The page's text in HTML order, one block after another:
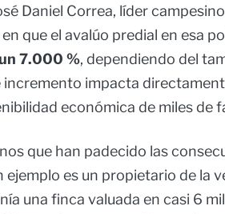
Daniel Correa, líder
que el avalúo predial en esa
7.000 %, dependiendo del
incremento impacta
económica de miles de
que han padecido las
ejemplo es un propietario de la
una finca valuada en casi 6